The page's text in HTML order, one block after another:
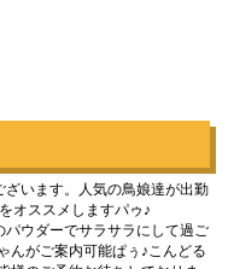
います。人気の鳥娘達が出勤
オススメしますパゥ♪
ウダーでサラサラにして過ご
んがご案内可能ぱぅ♪こんどる